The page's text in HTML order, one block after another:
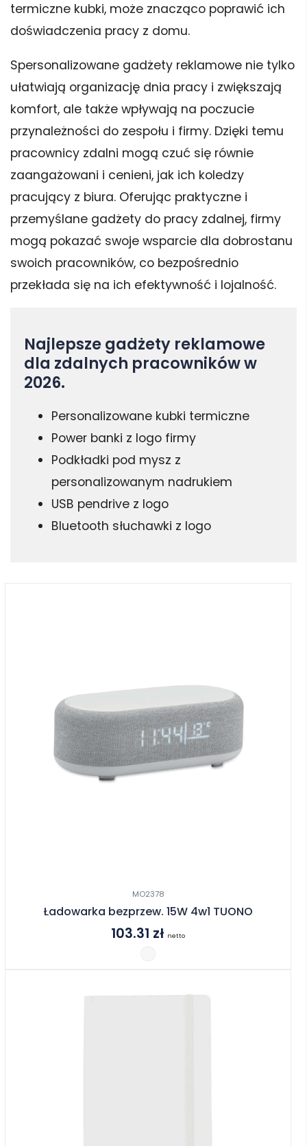
termiczne kubki, może znacząco poprawić ich
doświadczenia pracy z domu.
Spersonalizowane gadżety reklamowe nie tylko
ułatwiają organizację dnia pracy i zwiększają
komfort, ale także wpływają na poczucie
przynależności do zespołu i firmy. Dzięki temu
pracownicy zdalni mogą czuć się równie
zaangażowani i cenieni, jak ich koledzy
pracujący z biura. Oferując praktyczne i
przemyślane gadżety do pracy zdalnej, firmy
mogą pokazać swoje wsparcie dla dobrostanu
swoich pracowników, co bezpośrednio
przekłada się na ich efektywność i lojalność.
Najlepsze gadżety reklamowe
dla zdalnych pracowników w
2026.
Personalizowane kubki termiczne
Power banki z logo firmy
Podkładki pod mysz z
personalizowanym nadrukiem
USB pendrive z logo
Bluetooth słuchawki z logo
MO2378
Ładowarka bezprzew. 15W 4w1 TUONO
103.31 zł netto